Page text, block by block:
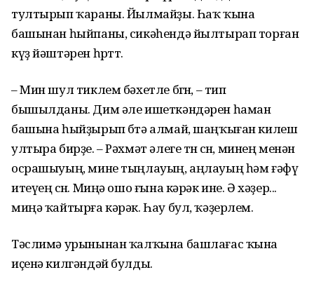
тултырып ҡараны. Йылмайҙы. Һаҡ ҡына
башынан һыйпаны, сикәһендә йылтырап торған
күҙ йәштәрен һөрттө.
– Мин шул тиклем бәхетле бөгөн, – тип
бышылданы. Дим әле ишеткәндәрен һаман
башына һыйҙырып бөтә алмай, шаңҡыған килеш
ултыра бирҙе. – Рәхмәт әлеге төн өсөн, минең менән
осрашыуың, мине тыңлауың, аңлауың һәм ғәфү
итеүең өсөн. Миңә ошо ғына кәрәк ине. Ә хәҙер...
миңә ҡайтырға кәрәк. Һау бул, ҡәҙерлем.
Тәслимә урынынан ҡалҡына башлағас ҡына
иҫенә килгәндәй булды.